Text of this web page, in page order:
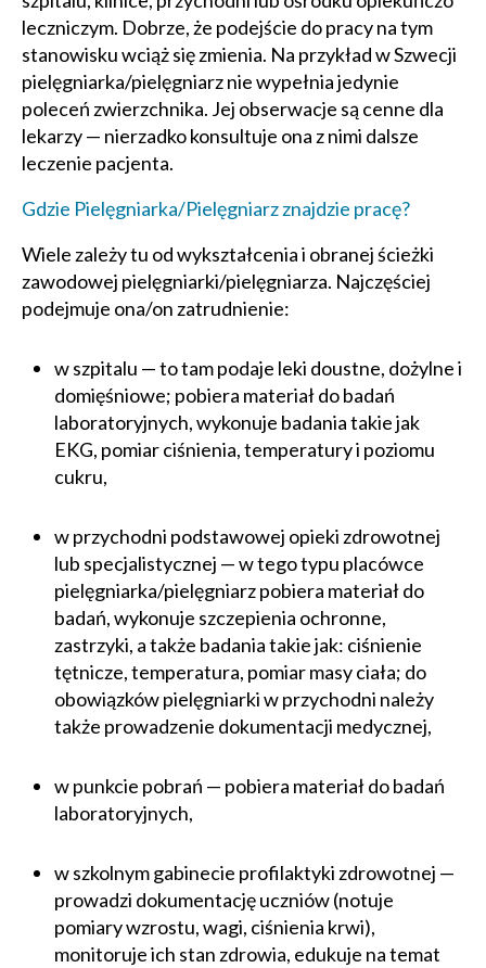
leczniczym. Dobrze, że podejście do pracy na tym
stanowisku wciąż się zmienia. Na przykład w Szwecji
pielęgniarka/pielęgniarz nie wypełnia jedynie
poleceń zwierzchnika. Jej obserwacje są cenne dla
lekarzy — nierzadko konsultuje ona z nimi dalsze
leczenie pacjenta.
Gdzie Pielęgniarka/Pielęgniarz znajdzie pracę?
Wiele zależy tu od wykształcenia i obranej ścieżki
zawodowej pielęgniarki/pielęgniarza. Najczęściej
podejmuje ona/on zatrudnienie:
w szpitalu — to tam podaje leki doustne, dożylne i
domięśniowe; pobiera materiał do badań
laboratoryjnych, wykonuje badania takie jak
EKG, pomiar ciśnienia, temperatury i poziomu
cukru,
w przychodni podstawowej opieki zdrowotnej
lub specjalistycznej — w tego typu placówce
pielęgniarka/pielęgniarz pobiera materiał do
badań, wykonuje szczepienia ochronne,
zastrzyki, a także badania takie jak: ciśnienie
tętnicze, temperatura, pomiar masy ciała; do
obowiązków pielęgniarki w przychodni należy
także prowadzenie dokumentacji medycznej,
w punkcie pobrań — pobiera materiał do badań
laboratoryjnych,
w szkolnym gabinecie profilaktyki zdrowotnej —
prowadzi dokumentację uczniów (notuje
pomiary wzrostu, wagi, ciśnienia krwi),
monitoruje ich stan zdrowia, edukuje na temat